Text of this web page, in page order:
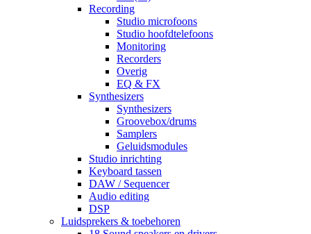
Recording
Studio microfoons
Studio hoofdtelefoons
Monitoring
Recorders
Overig
EQ & FX
Synthesizers
Synthesizers
Groovebox/drums
Samplers
Geluidsmodules
Studio inrichting
Keyboard tassen
DAW / Sequencer
Audio editing
DSP
Luidsprekers & toebehoren